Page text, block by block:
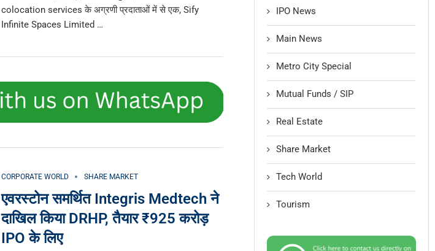
colocation services के अग्रणी प्रदाताओं में से एक, Sify
Infinite Spaces Limited …
CORPORATE WORLD SHARE MARKET
एवरस्टोन समर्थित Integris Medtech ने
दाखिल किया DRHP, तैयार ₹925 करोड़
IPO के लिए
IPO News
Main News
Metro City Special
Mutual Funds / SIP
Real Estate
Share Market
Tech World
Tourism